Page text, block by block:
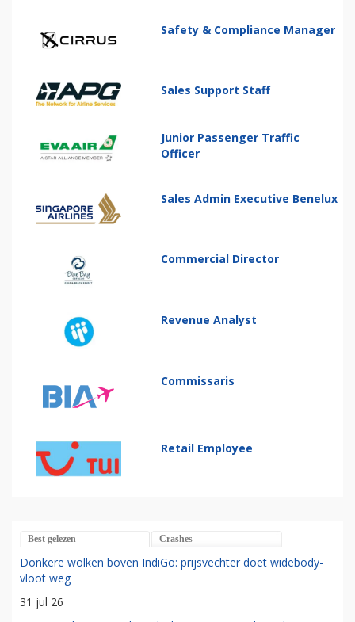
Safety & Compliance Manager
Sales Support Staff
Junior Passenger Traffic
Officer
Sales Admin Executive Benelux
Commercial Director
Revenue Analyst
Commissaris
Retail Employee
Best gelezen Crashes
Donkere wolken boven IndiGo: prijsvechter doet widebody-
vloot weg
31 jul 26